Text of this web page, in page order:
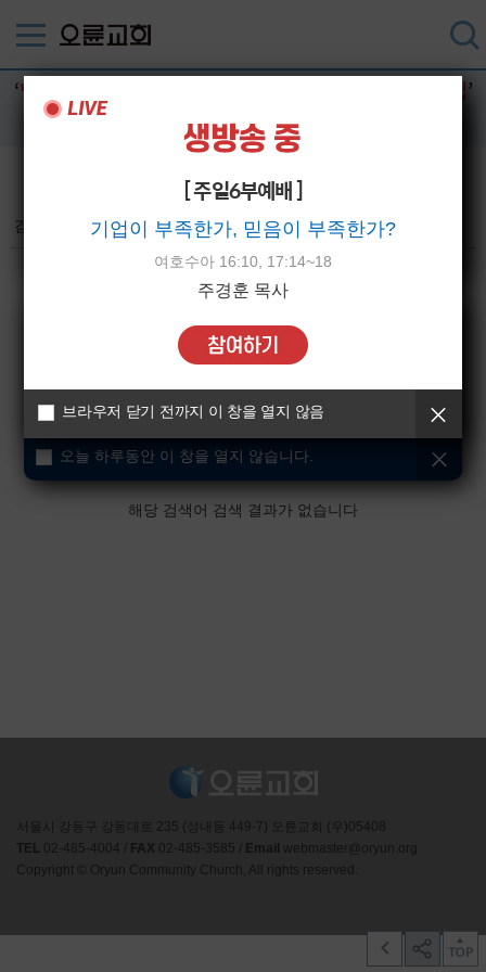
‘텔레@fundwash⨳⟡usdt판매대행신용카드테더구입’
검색결과
검색결과 (총 0건)
해당 검색어 검색 결과가 없습니다
서울시 강동구 강동대로 235 (성내동 449-7) 오륜교회 (우)05408
TEL 02-485-4004 / FAX 02-485-3585 / Email
webmaster@oryun.org
Copyright © Oryun Community Church, All rights reserved.
오늘 하루동안 이 창을 열지 않습니다.
오늘 하루동안 이 창을 열지 않습니다.
[ 주일6부예배 ]
기업이 부족한가, 믿음이 부족한가?
여호수아 16:10, 17:14~18
주경훈 목사
브라우저 닫기 전까지 이 창을 열지 않음